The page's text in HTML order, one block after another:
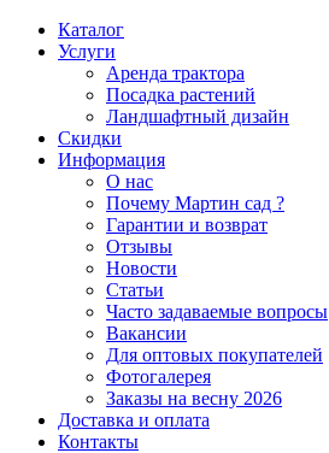
Каталог
Услуги
Аренда трактора
Посадка растений
Ландшафтный дизайн
Скидки
Информация
О нас
Почему Мартин сад ?
Гарантии и возврат
Отзывы
Новости
Статьи
Часто задаваемые вопросы
Вакансии
Для оптовых покупателей
Фотогалерея
Заказы на весну 2026
Доставка и оплата
Контакты